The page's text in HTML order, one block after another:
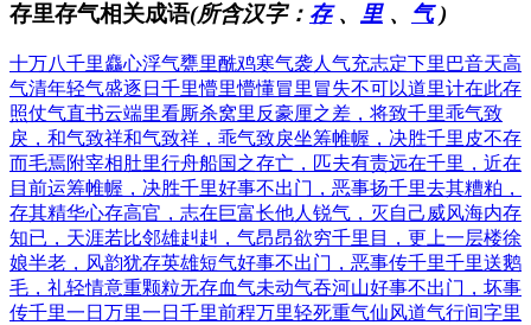
存里存气相关成语(所含汉字： 存、 里、 气)
十万八千里麤心浮气甕里酰鸡寒气袭人 气充志定下里巴音天高
气清年轻气盛逐日千里懵里懵懂冒里冒失不可以道里计在此存
照仗气直书云端里看厮杀窝里反豪厘之差，将致千里乖气致
戾，和气致祥和气致祥，乖气致戾坐筹帷幄，决胜千里 皮不存
而毛焉附宰相肚里行舟船国之存亡，匹夫有责远在千里，近在
目前运筹帷幄，决胜千里好事不出门，恶事扬千里去其糟粕，
存其精华心存高官，志在巨富长他人锐气，灭自己威风海内存
知已，天涯若比邻雄赳赳，气昂昂欲穷千里目，更上一层楼徐
娘半老，风韵犹存英雄短气好事不出门，恶事传千里千里送鹅
毛，礼轻情意重颗粒无存血气未动气吞河山好事不出门，坏事
传千里一日万里一日千里前程万里轻死重气仙风道气行间字里